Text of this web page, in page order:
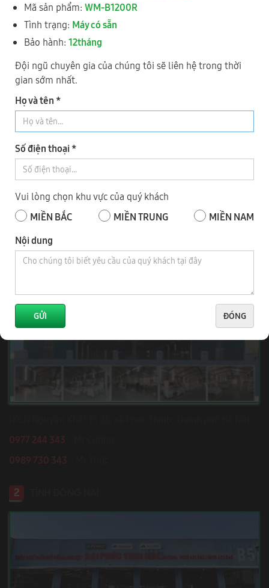
Mã sản phẩm: WM-B1200R
Tình trạng: Máy có sẵn
Bảo hành: 12tháng
Đội ngũ chuyên gia của chúng tôi sẽ liên hệ trong thời
gian sớm nhất.
Họ và tên *
Số điện thoại *
Vui lòng chọn khu vực của quý khách
MIỀN BẮC
MIỀN TRUNG
MIỀN NAM
Nội dung
GỬI ĐÓNG
WM-B1500
MÁY CƯA LỌNG CNC 1500mm Woodmaster
Hệ thống Showroom - Bảo Hành
ĐẠI PHÚC VINH CNC
Toàn Quốc
0977 244 343
0989 730 343
2